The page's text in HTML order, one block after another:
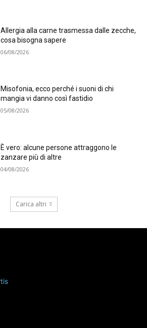
Allergia alla carne trasmessa dalle zecche,
cosa bisogna sapere
06/08/2026
Misofonia, ecco perché i suoni di chi
mangia vi danno così fastidio
05/08/2026
È vero: alcune persone attraggono le
zanzare più di altre
04/08/2026
Carica altri